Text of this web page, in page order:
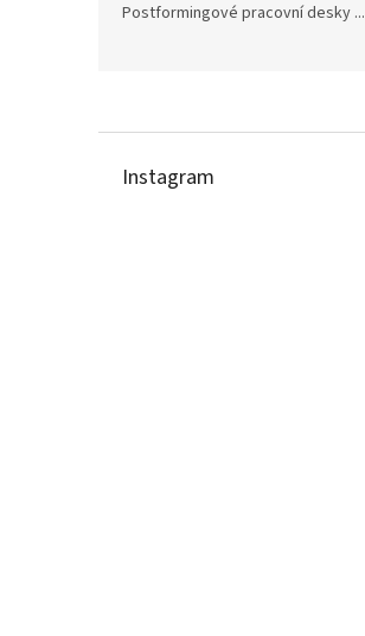
Postformingové pracovní desky ...
Instagram